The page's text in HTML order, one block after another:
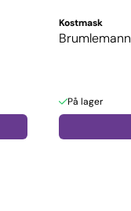
Kostmask
Brumlemann
På lager